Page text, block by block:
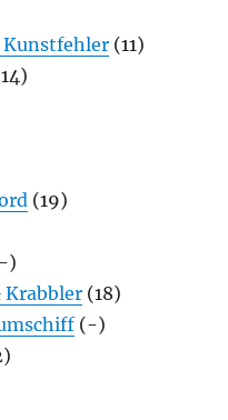
Kunstfehler (11)
(19)
)
Krabbler (18)
(-)